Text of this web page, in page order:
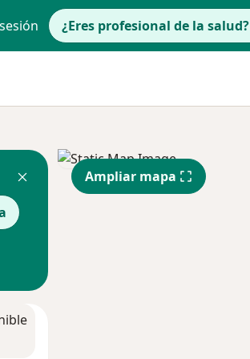
¿Eres profesional de la salud?
Ampliar mapa